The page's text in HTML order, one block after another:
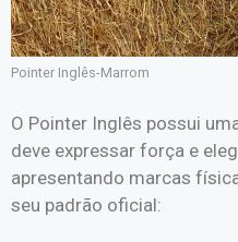
Pointer Inglês-Marrom
O Pointer Inglês possui
deve expressar força e
apresentando marcas
seu padrão oficial: